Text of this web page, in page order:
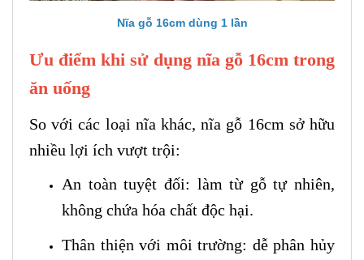
Nĩa gỗ 16cm dùng 1 lần
Ưu điểm khi sử dụng nĩa gỗ 16cm trong
ăn uống
So với các loại nĩa khác, nĩa gỗ 16cm sở hữu
nhiều lợi ích vượt trội:
An toàn tuyệt đối: làm từ gỗ tự nhiên,
không chứa hóa chất độc hại.
Thân thiện với môi trường: dễ phân hủy